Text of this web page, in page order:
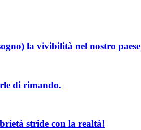
la vivibilità nel nostro paese
di rimando.
stride con la realtà!